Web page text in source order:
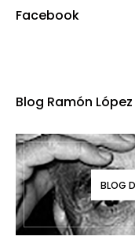
Facebook
Blog Ramón
BLOG